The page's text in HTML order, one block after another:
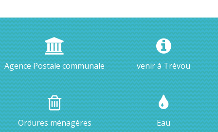
Agence Postale communale venir à Trévou
Ordures ménagères Eau